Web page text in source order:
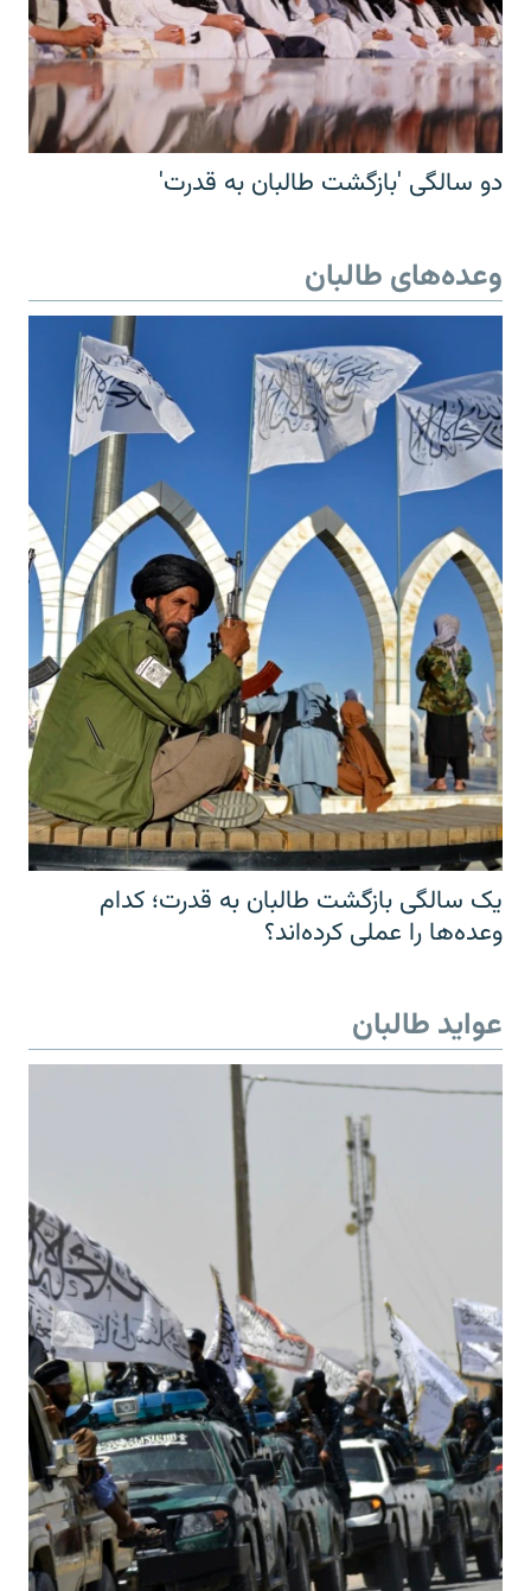
دو سالگی 'بازگشت طالبان به قدرت'
وعده‌های طالبان
یک سالگی بازگشت طالبان به قدرت؛ کدام
وعده‌ها را عملی کرده‌اند؟
عواید طالبان